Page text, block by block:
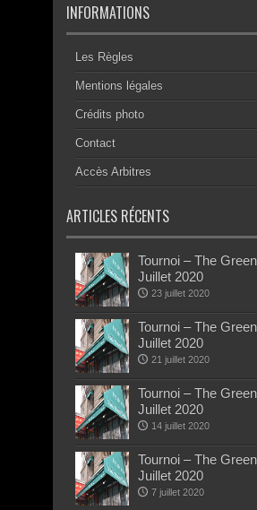
INFORMATIONS
Les Règles
Mentions légales
Crédits photo
Contact
Accès Arbitres
ARTICLES RÉCENTS
Tournoi – The
Juillet 2020
23 juillet 2020
Tournoi – The
Juillet 2020
21 juillet 2020
Tournoi – The
Juillet 2020
14 juillet 2020
Tournoi – The
Juillet 2020
7 juillet 2020